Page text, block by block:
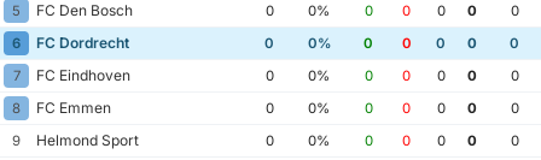
5
FC Den Bosch 0 0% 0 0 0 0
0
6
FC Dordrecht 0 0% 0 0 0 0
0
7
FC Eindhoven 0 0% 0 0 0 0
0
8
FC Emmen 0 0% 0 0 0 0
0
9
Helmond Sport 0 0% 0 0 0 0
0